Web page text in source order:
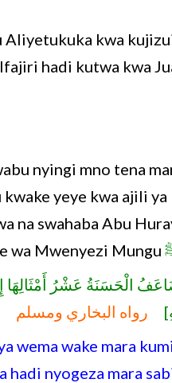
kwa
hadi kutwa kwa
nyingi mno tena
yeye kwa ajili
swahaba Abu
wa Mwenyezi Mungu
الْحَسَنَةُ عَشْرُ أَمْثَالِهَا
رواه البخاري ومسلم
wema wake mara
nyogeza mara